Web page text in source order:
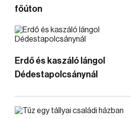
főúton
Erdő és kaszáló lángol
Dédestapolcsánynál